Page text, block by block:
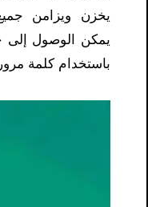
يخزن ويزامن
يمكن الوصول إلى
باستخدام كلمة